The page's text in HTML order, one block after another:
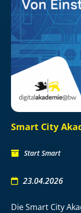
Smart City
Start Smart
23.04.2026
Die Smart City